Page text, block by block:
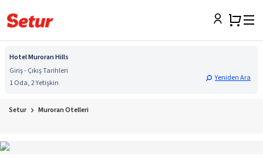
Hotel Muroran Hills
Giriş - Çıkış Tarihleri
1 Oda, 2 Yetişkin
Yeniden Ara
Setur Muroran Otelleri